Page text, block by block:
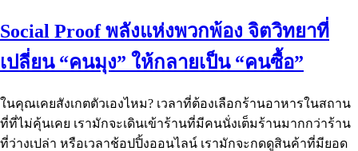
Social Proof พลังแห่งพวกพ้อง จิตวิทยาที่
เปลี่ยน “คนมุง” ให้กลายเป็น “คนซื้อ”
ในคุณเคยสังเกตตัวเองไหม? เวลาที่ต้องเลือกร้านอาหารในสถาน
ที่ที่ไม่คุ้นเคย เรามักจะเดินเข้าร้านที่มีคนนั่งเต็มร้านมากกว่าร้าน
ที่ว่างเปล่า หรือเวลาช้อปปิ้งออนไลน์ เรามักจะกดดูสินค้าที่มียอด